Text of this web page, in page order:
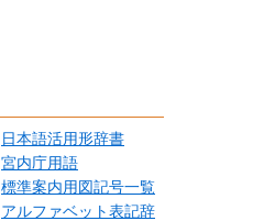
日本語活用形辞書
宮内庁用語
標準案内用図記号一覧
アルファベット表記辞